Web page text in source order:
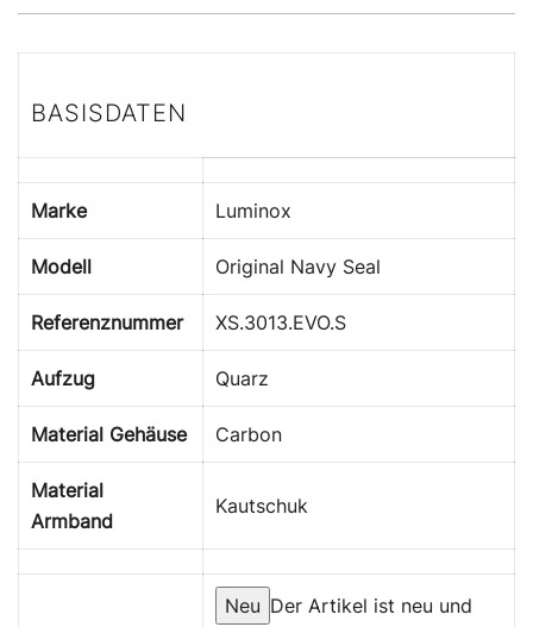
BASISDATEN
Marke Luminox
Modell Original Navy Seal
Referenznummer XS.3013.EVO.S
Aufzug Quarz
Material Gehäuse Carbon
Material
Armband
Kautschuk
Neu Der Artikel ist neu und